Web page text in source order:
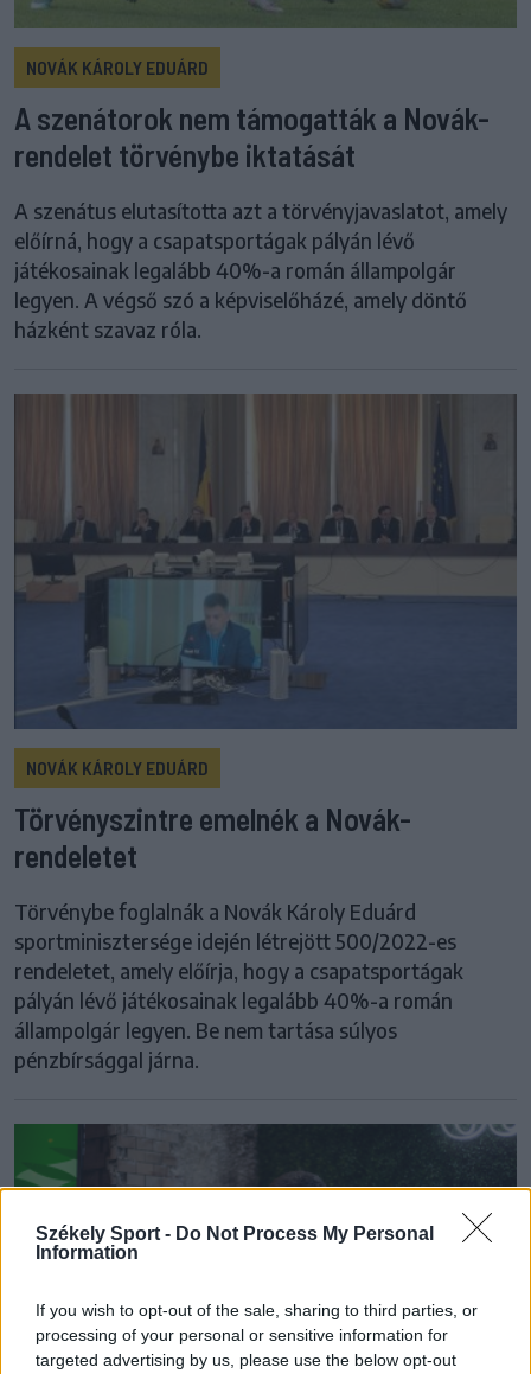
Székely Sport - Do Not Process My Personal
Information
If you wish to opt-out of the sale, sharing to third parties, or
processing of your personal or sensitive information for
targeted advertising by us, please use the below opt-out
NOVÁK KÁROLY EDUÁRD
A szenátorok nem támogatták a Novák-
rendelet törvénybe iktatását
A szenátus elutasította azt a törvényjavaslatot, amely
előírná, hogy a csapatsportágak pályán lévő
játékosainak legalább 40%-a román állampolgár
legyen. A végső szó a képviselőházé, amely döntő
házként szavaz róla.
NOVÁK KÁROLY EDUÁRD
Törvényszintre emelnék a Novák-
rendeletet
Törvénybe foglalnák a Novák Károly Eduárd
sportminisztersége idején létrejött 500/2022-es
rendeletet, amely előírja, hogy a csapatsportágak
pályán lévő játékosainak legalább 40%-a román
állampolgár legyen. Be nem tartása súlyos
pénzbírsággal járna.